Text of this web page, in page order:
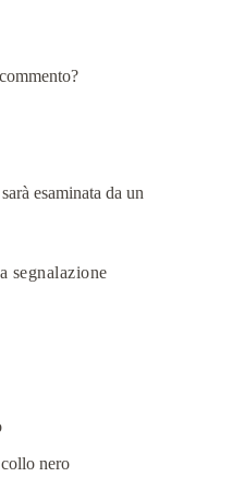
esaminata da un
segnalazione
nero